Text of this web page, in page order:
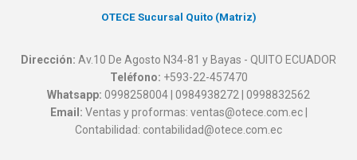
OTECE Sucursal Quito (Matriz)
Dirección: Av.10 De Agosto N34-81 y Bayas - QUITO ECUADOR
Teléfono: +593-22-457470
Whatsapp: 0998258004 | 0984938272 | 0998832562
Email: Ventas y proformas: ventas@otece.com.ec |
Contabilidad: contabilidad@otece.com.ec